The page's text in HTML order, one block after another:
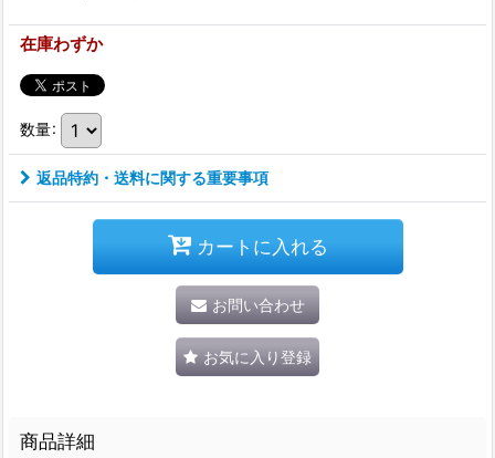
在庫わずか
数量:
返品特約・送料に関する重要事項
カートに入れる
お問い合わせ
お気に入り登録
商品詳細